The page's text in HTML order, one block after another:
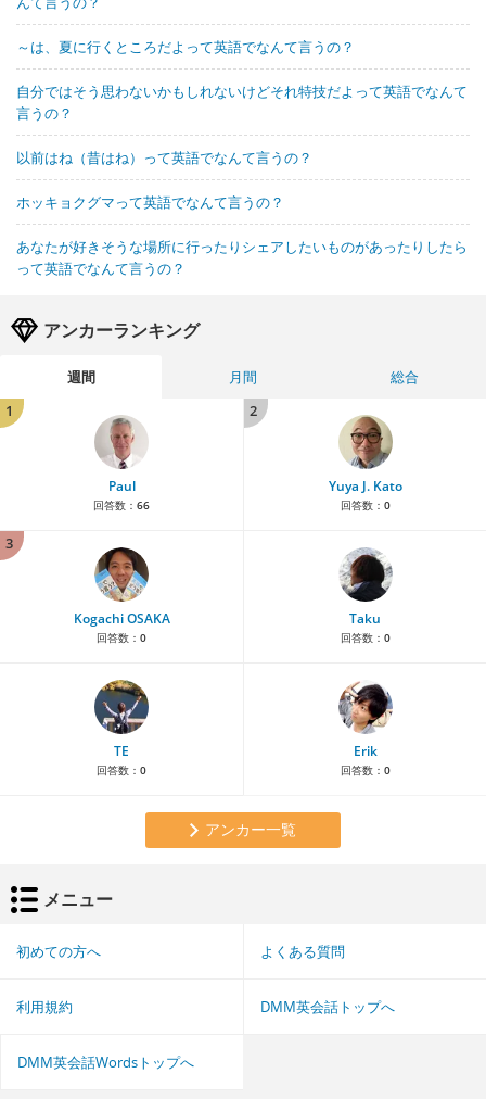
～は、夏に行くところだよって英語でなんて言うの？
自分ではそう思わないかもしれないけどそれ特技だよって英語でなんて
言うの？
以前はね（昔はね）って英語でなんて言うの？
ホッキョクグマって英語でなんて言うの？
あなたが好きそうな場所に行ったりシェアしたいものがあったりしたら
って英語でなんて言うの？
アンカーランキング
週間 月間
総合
1
Paul
回答数： 66
2
Yuya J. Kato
回答数： 0
3
Kogachi OSAKA
回答数： 0
Taku
回答数： 0
TE
回答数： 0
Erik
回答数： 0
アンカー一覧
メニュー
初めての方へ よくある質問
利用規約 DMM英会話トップへ
DMM英会話Wordsトップへ